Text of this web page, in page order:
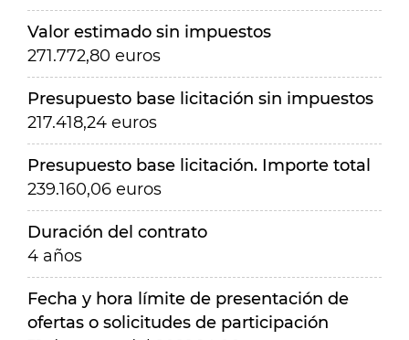
Valor estimado sin impuestos
271.772,80 euros
Presupuesto base licitación sin impuestos
217.418,24 euros
Presupuesto base licitación. Importe total
239.160,06 euros
Duración del contrato
4 años
Fecha y hora límite de presentación de
ofertas o solicitudes de participación